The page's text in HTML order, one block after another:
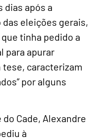
dias após a
eleições gerais,
tinha pedido a
para apurar
tese, caracterizam
por alguns
Cade, Alexandre
à